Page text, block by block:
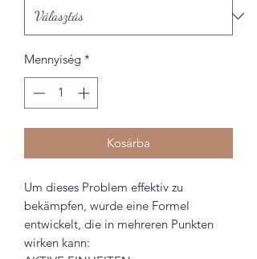
Mennyiség *
Kosárba
Um dieses Problem effektiv zu
bekämpfen, wurde eine Formel
entwickelt, die in mehreren Punkten
wirken kann: